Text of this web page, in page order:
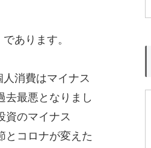
あります。
消費はマイナス
去最悪となりまし
資のマイナス
とコロナが変えた